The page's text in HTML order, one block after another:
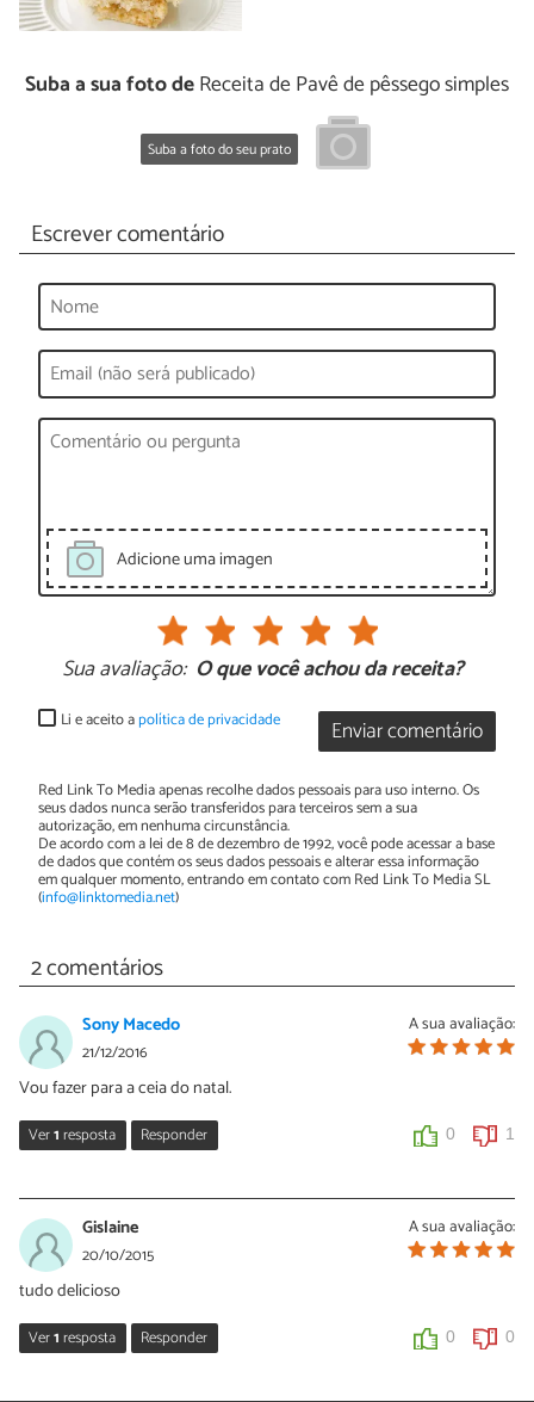
Suba a sua foto deReceita de Pavê de pêssego simples
Suba a foto do seu prato
Escrever comentário
Adicione uma imagen
Sua avaliação: O que você achou da receita?
Enviar comentário
Li e aceito apolítica de privacidade
Red Link To Media apenas recolhe dados pessoais para uso interno. Os
seus dados nunca serão transferidos para terceiros sem a sua
autorização, em nenhuma circunstância.
De acordo com a lei de 8 de dezembro de 1992, você pode acessar a base
de dados que contém os seus dados pessoais e alterar essa informação
em qualquer momento, entrando em contato com Red Link To Media SL
(info@linktomedia.net)
2 comentários
A sua avaliação:
Sony Macedo
21/12/2016
Vou fazer para a ceia do natal.
Ver1resposta Responder 0 1
21/12/2016
Oi Sony!
Depois poste uma foto do resultado, valeu? :)
Muito obrigada pelo comentário!
A sua avaliação:
Gislaine
20/10/2015
tudo delicioso
Ver1resposta Responder 0 0